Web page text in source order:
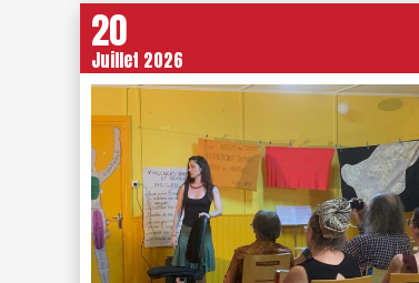
20
Juillet 2026